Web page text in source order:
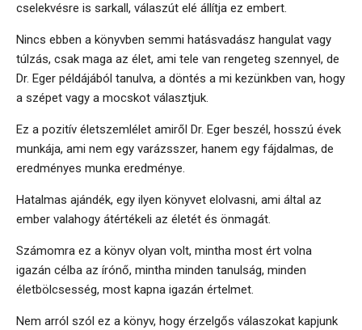
cselekvésre is sarkall, válaszút elé állítja ez embert.
Nincs ebben a könyvben semmi hatásvadász hangulat vagy
túlzás, csak maga az élet, ami tele van rengeteg szennyel, de
Dr. Eger példájából tanulva, a döntés a mi kezünkben van, hogy
a szépet vagy a mocskot választjuk.
Ez a pozitív életszemlélet amiről Dr. Eger beszél, hosszú évek
munkája, ami nem egy varázsszer, hanem egy fájdalmas, de
eredményes munka eredménye.
Hatalmas ajándék, egy ilyen könyvet elolvasni, ami által az
ember valahogy átértékeli az életét és önmagát.
Számomra ez a könyv olyan volt, mintha most ért volna
igazán célba az írónő, mintha minden tanulság, minden
életbölcsesség, most kapna igazán értelmet.
Nem arról szól ez a könyv, hogy érzelgős válaszokat kapjunk